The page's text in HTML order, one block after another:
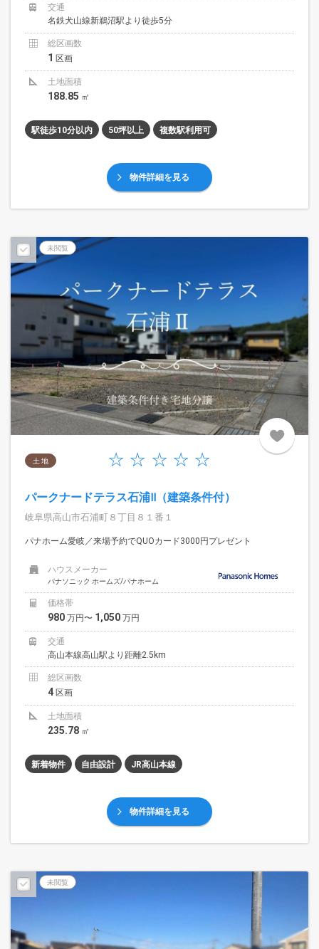
交通
名鉄犬山線新鵜沼駅より徒歩5分
総区画数
1 区画
土地面積
188.85 ㎡
駅徒歩10分以内 50坪以上 複数駅利用可
物件詳細を見る
未閲覧
土 地
パークナードテラス石浦Ⅱ（建築条件付）
岐阜県高山市石浦町８丁目８１番１
パナホーム愛岐／来場予約でQUOカード3000円プレゼント
ハウスメーカー
パナソニック ホームズ/パナホーム
価格帯
980 万円〜 1,050 万円
交通
高山本線高山駅より距離2.5km
総区画数
4 区画
土地面積
235.78 ㎡
新着物件 自由設計 JR高山本線
物件詳細を見る
未閲覧